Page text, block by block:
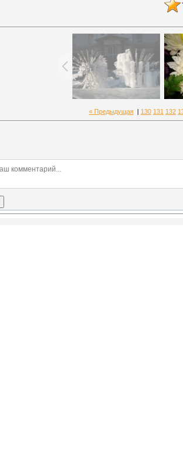
« Предыдущая 130 131 132